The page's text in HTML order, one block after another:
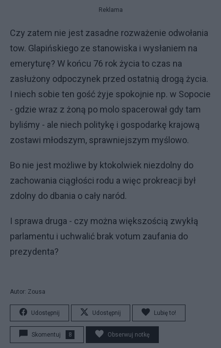
Reklama
Czy zatem nie jest zasadne rozważenie odwołania
tow. Glapińskiego ze stanowiska i wysłaniem na
emeryturę? W końcu 76 rok życia to czas na
zasłużony odpoczynek przed ostatnią drogą życia.
I niech sobie ten gość żyje spokojnie np. w Sopocie
- gdzie wraz z żoną po molo spacerował gdy tam
byliśmy - ale niech politykę i gospodarkę krajową
zostawi młodszym, sprawniejszym myślowo.
Bo nie jest możliwe by ktokolwiek niezdolny do
zachowania ciągłości rodu a więc prokreacji był
zdolny do dbania o cały naród.
I sprawa druga - czy można większością zwykłą
parlamentu i uchwalić brak votum zaufania do
prezydenta?
Autor: Zousa
Udostępnij Udostępnij Lubię to!
Skomentuj 8 Obserwuj notkę